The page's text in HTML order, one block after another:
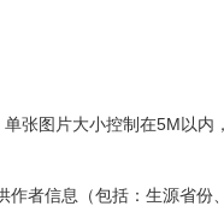
张图片大小控制在5M以内
者信息（包括：生源省份